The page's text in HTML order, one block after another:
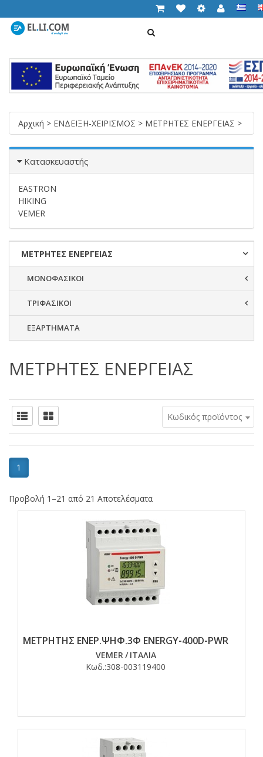
Αρχική > ΕΝΔΕΙΞΗ-ΧΕΙΡΙΣΜΟΣ > ΜΕΤΡΗΤΕΣ ΕΝΕΡΓΕΙΑΣ >
Κατασκευαστής
EASTRON
HIKING
VEMER
ΜΕΤΡΗΤΕΣ ΕΝΕΡΓΕΙΑΣ
ΜΟΝΟΦΑΣΙΚΟΙ
ΤΡΙΦΑΣΙΚΟΙ
ΕΞΑΡΤΗΜΑΤΑ
ΜΕΤΡΗΤΕΣ ΕΝΕΡΓΕΙΑΣ
Κωδικός προϊόντος
1
Προβολή 1–21 από 21 Αποτελέσματα
ΜΕΤΡΗΤΗΣ ΕΝΕΡ.ΨΗΦ.3Φ ENERGY-400D-PWR
VEMER/ ΙΤΑΛΙΑ
Κωδ.:308-003119400